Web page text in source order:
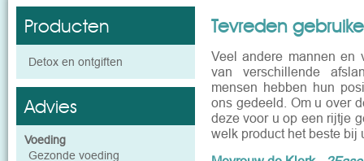
Producten
Detox en ontgiften
Advies
Voeding
Gezonde voeding
Tevreden
Veel andere mannen en
van verschillende
mensen hebben hun
ons gedeeld. Om u over
deze voor u op een rijtje
welk product het beste bij